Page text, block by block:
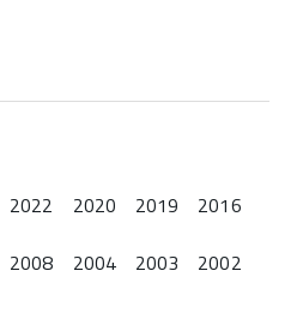
2022 2020 2019
2016
2008 2004 2003
2002